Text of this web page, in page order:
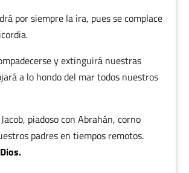
por siempre la ira, pues se complace
y extinguirá nuestras
a lo hondo del mar todos nuestros
piadoso con Abrahán, corno
padres en tiempos remotos.